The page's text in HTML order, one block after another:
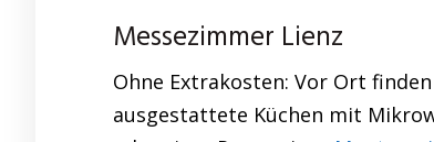
Messezimmer Lienz
Ohne Extrakosten: Vor Ort
ausgestattete Küchen mit